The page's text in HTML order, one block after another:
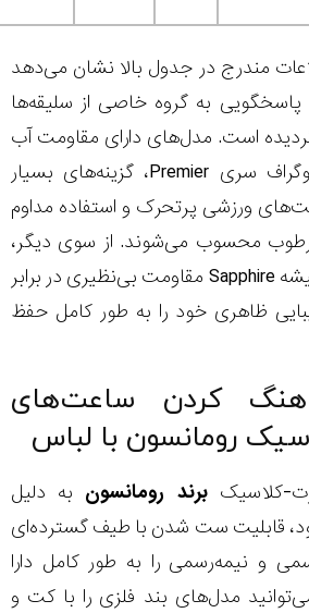
مندرج در جدول بالا نشان می‌دهد
به گروه خاصی از سلیقه‌ها
است. مدل‌های دارای مقاومت آب
بالاتر نظیر کرونوگراف سری Premier، گزینه‌های بسیار
ورزشی پرتحرک و استفاده مداوم
محسوب می‌شوند. از سوی دیگر،
ساعت‌هایی با شیشه Sapphire مقاومت بی‌نظیری در برابر
ظاهری خود را به طور کامل حفظ
کردن ساعت‌های
رومانسون با لباس
کلاسیک برند رومانسون به دلیل
قابلیت ست شدن با طیف گسترده‌ای
و نیمه‌رسمی را به طور کامل دارا
مدل‌های بند فلزی را با کت و